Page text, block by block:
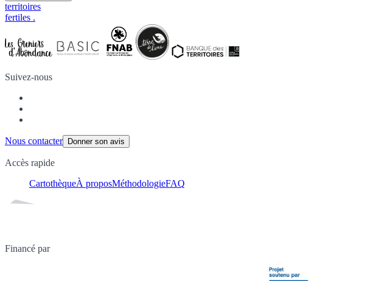
territoires
fertiles .
Suivez-nous
Nous contacter Donner son avis
Accès rapide
CartothèqueÀ proposMéthodologieFAQ
Financé par